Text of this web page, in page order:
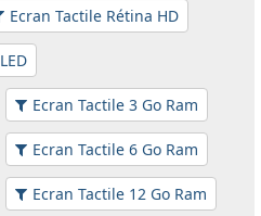
Ecran Tactile Rétina HD
Ecran Tactile 3 Go Ram
Ecran Tactile 6 Go Ram
Ecran Tactile 12 Go Ram